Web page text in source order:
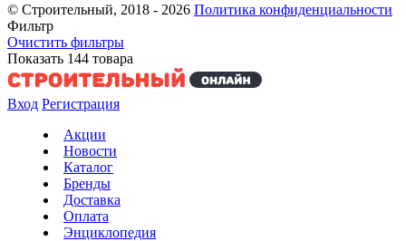
© Строительный, 2018 - 2026 Политика конфиденциальности
Фильтр
Очистить фильтры
Показать 144 товара
Вход Регистрация
Акции
Новости
Каталог
Бренды
Доставка
Оплата
Энциклопедия